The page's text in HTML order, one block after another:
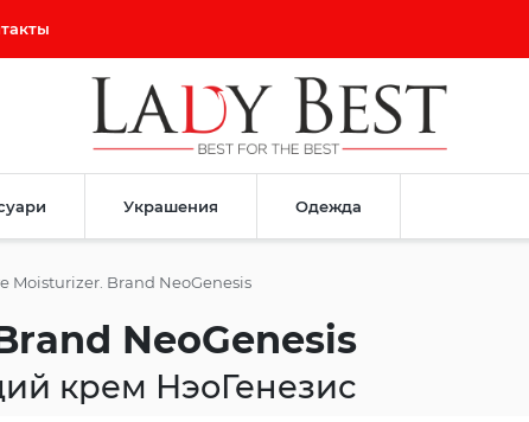
Украшения Одежда
Moisturizer. Brand NeoGenesis
NeoGenesis
крем НэоГенезис